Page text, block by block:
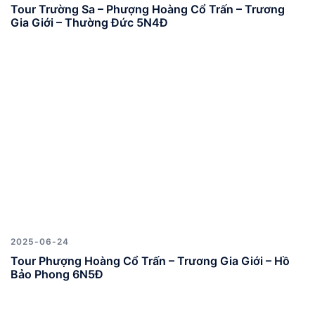
Tour Trường Sa – Phượng Hoàng Cổ Trấn – Trương
Gia Giới – Thường Đức 5N4Đ
2025-06-24
Tour Phượng Hoàng Cổ Trấn – Trương Gia Giới – Hồ
Bảo Phong 6N5Đ